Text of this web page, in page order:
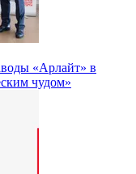
«Арлайт» в
чудом»